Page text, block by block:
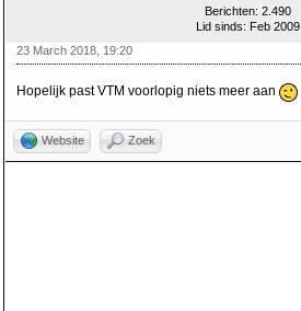
Berichten: 2.490
Lid sinds: Feb 2009
23 March 2018, 19:20
Hopelijk past VTM voorlopig niets meer aan
Website Zoek